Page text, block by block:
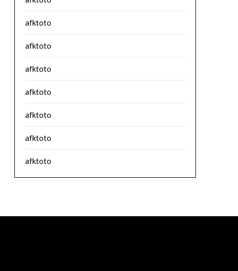
afktoto
afktoto
afktoto
afktoto
afktoto
afktoto
afktoto